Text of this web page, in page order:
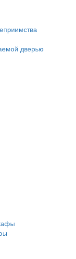
дверью